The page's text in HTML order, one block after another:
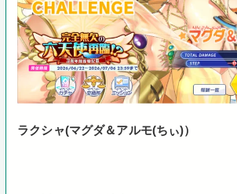
ラクシャ(マグダ＆アルモ(ちぃ)）